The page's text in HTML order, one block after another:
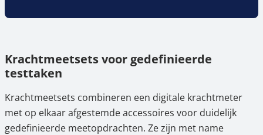
Krachtmeetsets voor gedefinieerde
testtaken
Krachtmeetsets combineren een digitale krachtmeter
met op elkaar afgestemde accessoires voor duidelijk
gedefinieerde meetopdrachten. Ze zijn met name